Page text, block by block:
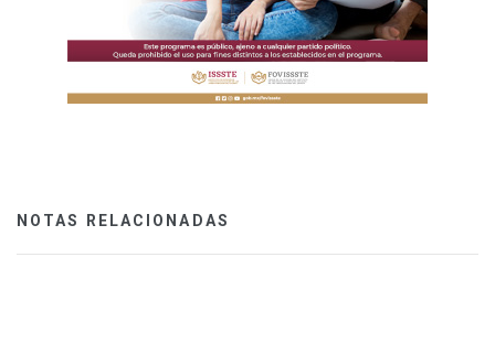
NOTAS RELACIONADAS